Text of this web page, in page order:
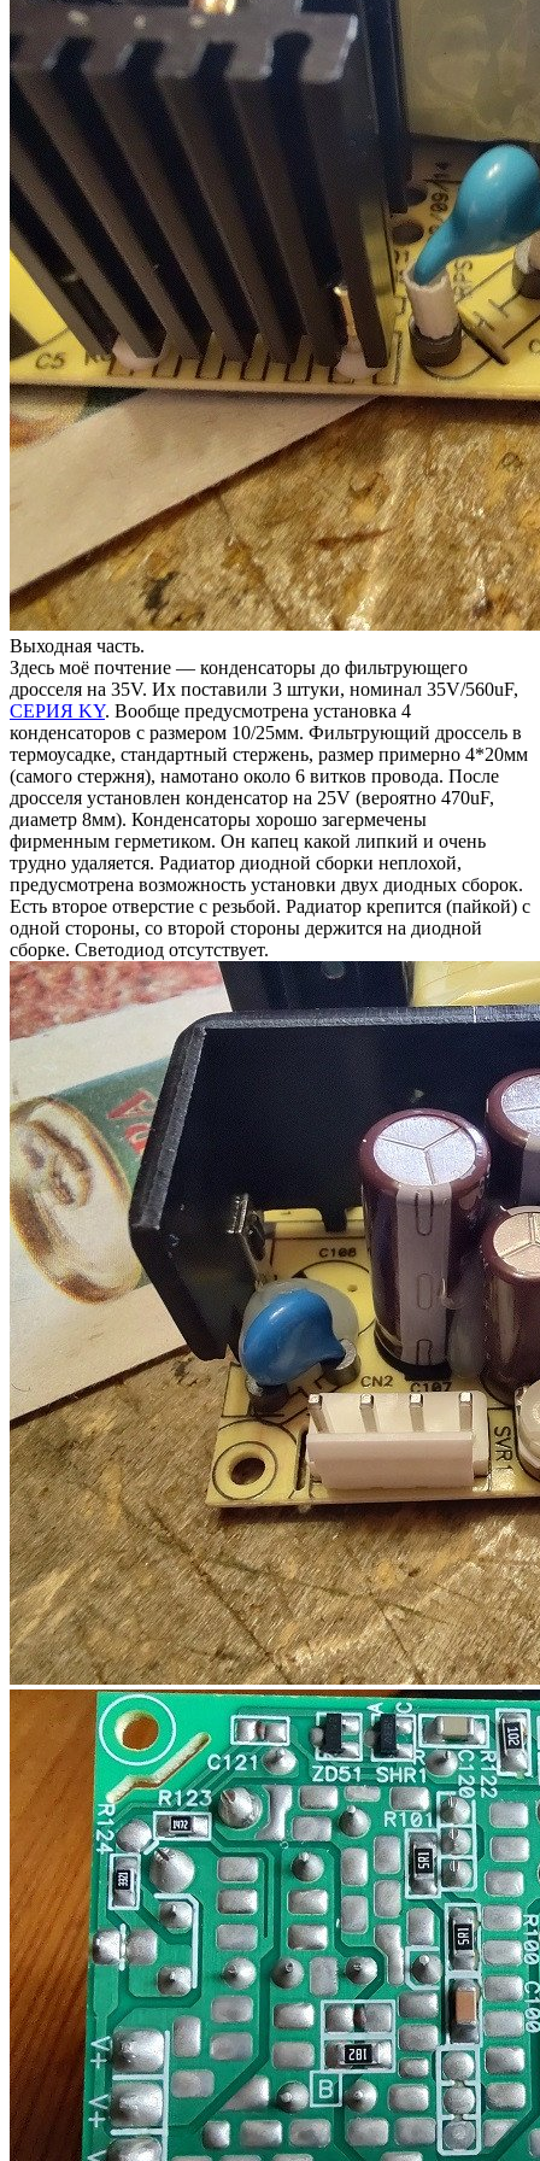
Выходная часть.
Здесь моё почтение — конденсаторы до фильтрующего
дросселя на 35V. Их поставили 3 штуки, номинал 35V/560uF,
СЕРИЯ KY. Вообще предусмотрена установка 4
конденсаторов с размером 10/25мм. Фильтрующий дроссель в
термоусадке, стандартный стержень, размер примерно 4*20мм
(самого стержня), намотано около 6 витков провода. После
дросселя установлен конденсатор на 25V (вероятно 470uF,
диаметр 8мм). Конденсаторы хорошо загермечены
фирменным герметиком. Он капец какой липкий и очень
трудно удаляется. Радиатор диодной сборки неплохой,
предусмотрена возможность установки двух диодных сборок.
Есть второе отверстие с резьбой. Радиатор крепится (пайкой) с
одной стороны, со второй стороны держится на диодной
сборке. Светодиод отсутствует.